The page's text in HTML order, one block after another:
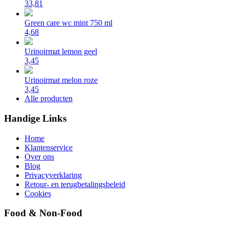
33,81
Green care wc mint 750 ml
4,68
Urinoirmat lemon geel
3,45
Urinoirmat melon roze
3,45
Alle producten
Handige Links
Home
Klantenservice
Over ons
Blog
Privacyverklaring
Retour- en terugbetalingsbeleid
Cookies
Food & Non-Food